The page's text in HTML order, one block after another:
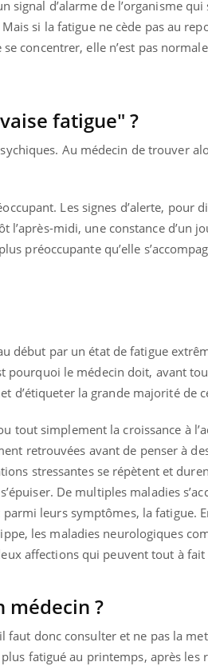
d’alarme de l’organisme qui
si la fatigue ne cède pas au
concentrer, elle n’est pas
fatigue" ?
Au médecin de trouver
Les signes d’alerte, pour
midi, une constance d’un
préoccupante qu’elle
début par un état de fatigue
pourquoi le médecin doit, avant
d’étiqueter la grande majorité de
tout simplement la croissance à
retrouvées avant de penser à
stressantes se répètent et
De multiples maladies
leurs symptômes, la fatigue.
les maladies neurologiques
affections qui peuvent tout à fait
médecin ?
donc consulter et ne pas la
fatigué au printemps, après les